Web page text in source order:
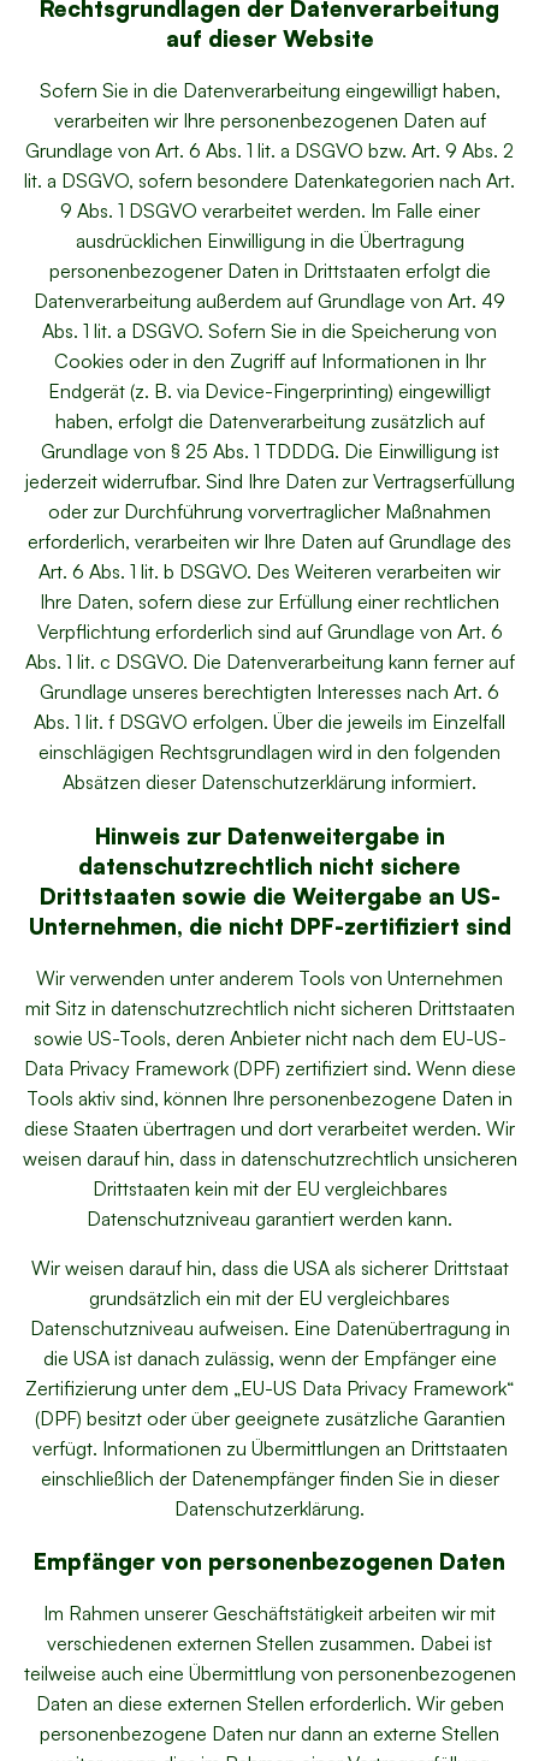
Rechtsgrundlagen der Datenverarbeitung
auf dieser Website
Sofern Sie in die Datenverarbeitung eingewilligt haben,
verarbeiten wir Ihre personenbezogenen Daten auf
Grundlage von Art. 6 Abs. 1 lit. a DSGVO bzw. Art. 9 Abs. 2
lit. a DSGVO, sofern besondere Datenkategorien nach Art.
9 Abs. 1 DSGVO verarbeitet werden. Im Falle einer
ausdrücklichen Einwilligung in die Übertragung
personenbezogener Daten in Drittstaaten erfolgt die
Datenverarbeitung außerdem auf Grundlage von Art. 49
Abs. 1 lit. a DSGVO. Sofern Sie in die Speicherung von
Cookies oder in den Zugriff auf Informationen in Ihr
Endgerät (z. B. via Device-Fingerprinting) eingewilligt
haben, erfolgt die Datenverarbeitung zusätzlich auf
Grundlage von § 25 Abs. 1 TDDDG. Die Einwilligung ist
jederzeit widerrufbar. Sind Ihre Daten zur Vertragserfüllung
oder zur Durchführung vorvertraglicher Maßnahmen
erforderlich, verarbeiten wir Ihre Daten auf Grundlage des
Art. 6 Abs. 1 lit. b DSGVO. Des Weiteren verarbeiten wir
Ihre Daten, sofern diese zur Erfüllung einer rechtlichen
Verpflichtung erforderlich sind auf Grundlage von Art. 6
Abs. 1 lit. c DSGVO. Die Datenverarbeitung kann ferner auf
Grundlage unseres berechtigten Interesses nach Art. 6
Abs. 1 lit. f DSGVO erfolgen. Über die jeweils im Einzelfall
einschlägigen Rechtsgrundlagen wird in den folgenden
Absätzen dieser Datenschutzerklärung informiert.
Hinweis zur Datenweitergabe in
datenschutzrechtlich nicht sichere
Drittstaaten sowie die Weitergabe an US-
Unternehmen, die nicht DPF-zertifiziert sind
Wir verwenden unter anderem Tools von Unternehmen
mit Sitz in datenschutzrechtlich nicht sicheren Drittstaaten
sowie US-Tools, deren Anbieter nicht nach dem EU-US-
Data Privacy Framework (DPF) zertifiziert sind. Wenn diese
Tools aktiv sind, können Ihre personenbezogene Daten in
diese Staaten übertragen und dort verarbeitet werden. Wir
weisen darauf hin, dass in datenschutzrechtlich unsicheren
Drittstaaten kein mit der EU vergleichbares
Datenschutzniveau garantiert werden kann.
Wir weisen darauf hin, dass die USA als sicherer Drittstaat
grundsätzlich ein mit der EU vergleichbares
Datenschutzniveau aufweisen. Eine Datenübertragung in
die USA ist danach zulässig, wenn der Empfänger eine
Zertifizierung unter dem „EU-US Data Privacy Framework“
(DPF) besitzt oder über geeignete zusätzliche Garantien
verfügt. Informationen zu Übermittlungen an Drittstaaten
einschließlich der Datenempfänger finden Sie in dieser
Datenschutzerklärung.
Empfänger von personenbezogenen Daten
Im Rahmen unserer Geschäftstätigkeit arbeiten wir mit
verschiedenen externen Stellen zusammen. Dabei ist
teilweise auch eine Übermittlung von personenbezogenen
Daten an diese externen Stellen erforderlich. Wir geben
personenbezogene Daten nur dann an externe Stellen